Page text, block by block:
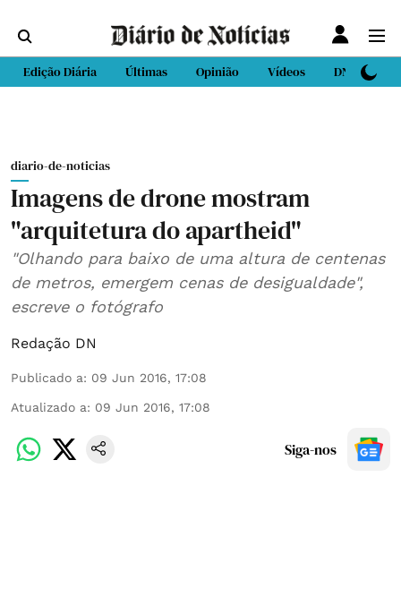
Edição Diária Últimas Opinião Vídeos DN Sport
diario-de-noticias
Imagens de drone mostram
"arquitetura do apartheid"
"Olhando para baixo de uma altura de centenas
de metros, emergem cenas de desigualdade",
escreve o fotógrafo
Redação DN
Publicado a: 09 Jun 2016, 17:08
Atualizado a: 09 Jun 2016, 17:08
Siga-nos